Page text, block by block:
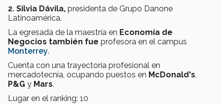
2. Silvia Dávila, presidenta de Grupo Danone
Latinoamérica.
La egresada de la maestría en Economía de
Negocios también fue profesora en el campus
Monterrey.
Cuenta con una trayectoria profesional en
mercadotecnia, ocupando puestos en McDonald's
P&G y Mars.
Lugar en el ranking: 10